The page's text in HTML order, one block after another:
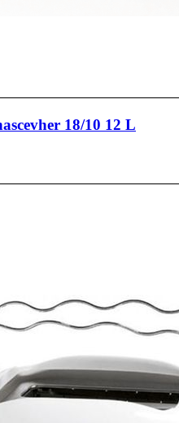
18/10 12 L